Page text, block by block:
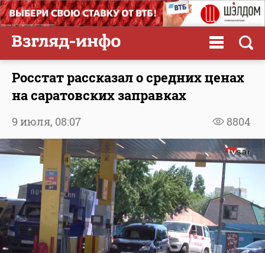
Росстат рассказал о средних ценах
на саратовских заправках
8804
9 июля, 08:07